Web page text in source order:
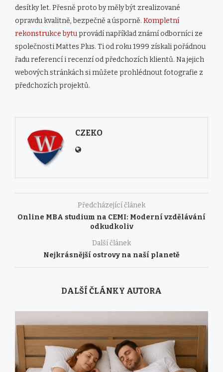
desítky let. Přesně proto by měly být zrealizované
opravdu kvalitně, bezpečně a úsporně. Kompletní
rekonstrukce bytuprovádí například známí odborníci ze
společnosti Mattes Plus. Ti od roku 1999 získali pořádnou
řadu referencí i recenzí od předchozích klientů. Na jejich
webových stránkách si můžete prohlédnout fotografie z
předchozích projektů.
CZEKO
Předcházející článek
Online MBA studium na CEMI: Moderní vzdělávání
odkudkoliv
Další článek
Nejkrásnější ostrovy na naší planetě
DALŠÍ ČLÁNKY AUTORA